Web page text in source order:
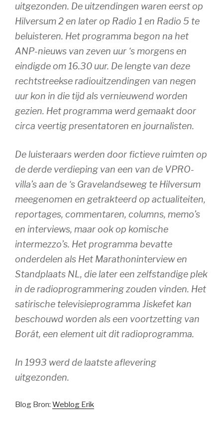
uitgezonden. De uitzendingen waren eerst op
Hilversum 2 en later op Radio 1 en Radio 5 te
beluisteren. Het programma begon na het
ANP-nieuws van zeven uur ‘s morgens en
eindigde om 16.30 uur. De lengte van deze
rechtstreekse radiouitzendingen van negen
uur kon in die tijd als vernieuwend worden
gezien. Het programma werd gemaakt door
circa veertig presentatoren en journalisten.
De luisteraars werden door fictieve ruimten op
de derde verdieping van een van de VPRO-
villa’s aan de ‘s Gravelandseweg te Hilversum
meegenomen en getrakteerd op actualiteiten,
reportages, commentaren, columns, memo’s
en interviews, maar ook op komische
intermezzo’s. Het programma bevatte
onderdelen als Het Marathoninterview en
Standplaats NL, die later een zelfstandige plek
in de radioprogrammering zouden vinden. Het
satirische televisieprogramma Jiskefet kan
beschouwd worden als een voortzetting van
Borát, een element uit dit radioprogramma.
In 1993 werd de laatste aflevering
uitgezonden.
Blog Bron: Weblog Erik